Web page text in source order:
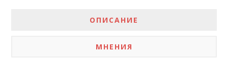
ОПИСАНИЕ
МНЕНИЯ